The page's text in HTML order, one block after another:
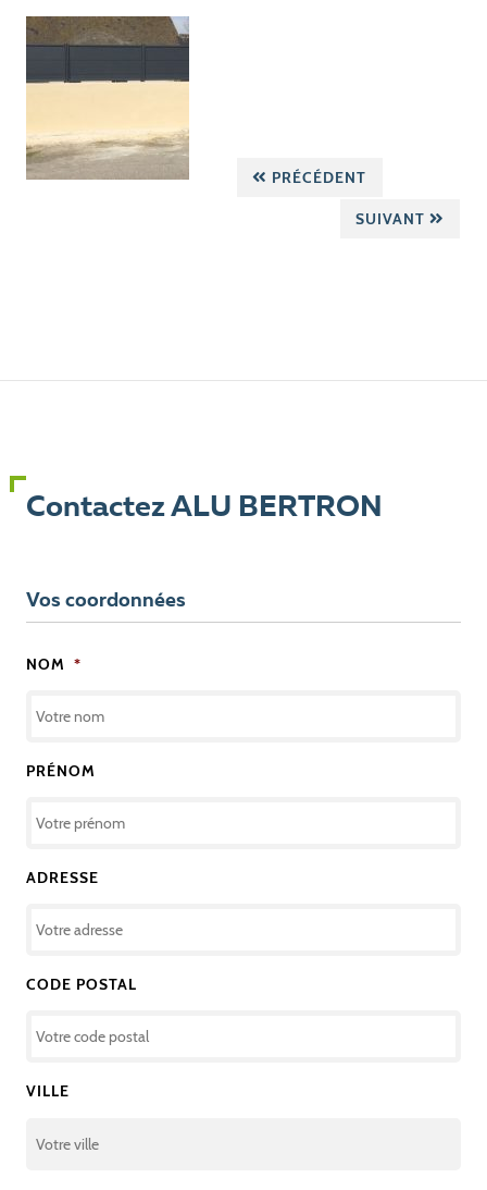
PRÉCÉDENT
SUIVANT
Contactez ALU BERTRON
Vos coordonnées
NOM *
PRÉNOM
ADRESSE
CODE POSTAL
VILLE